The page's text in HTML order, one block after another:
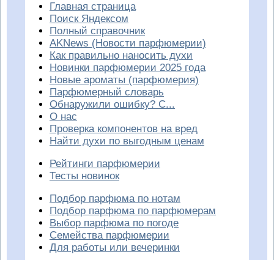
Главная страница
Поиск Яндексом
Полный справочник
AKNews (Новости парфюмерии)
Как правильно наносить духи
Новинки парфюмерии 2025 года
Новые ароматы (парфюмерия)
Парфюмерный словарь
Обнаружили ошибку? С...
О нас
Проверка компонентов на вред
Найти духи по выгодным ценам
Рейтинги парфюмерии
Тесты новинок
Подбор парфюма по нотам
Подбор парфюма по парфюмерам
Выбор парфюма по погоде
Семейства парфюмерии
Для работы или вечеринки